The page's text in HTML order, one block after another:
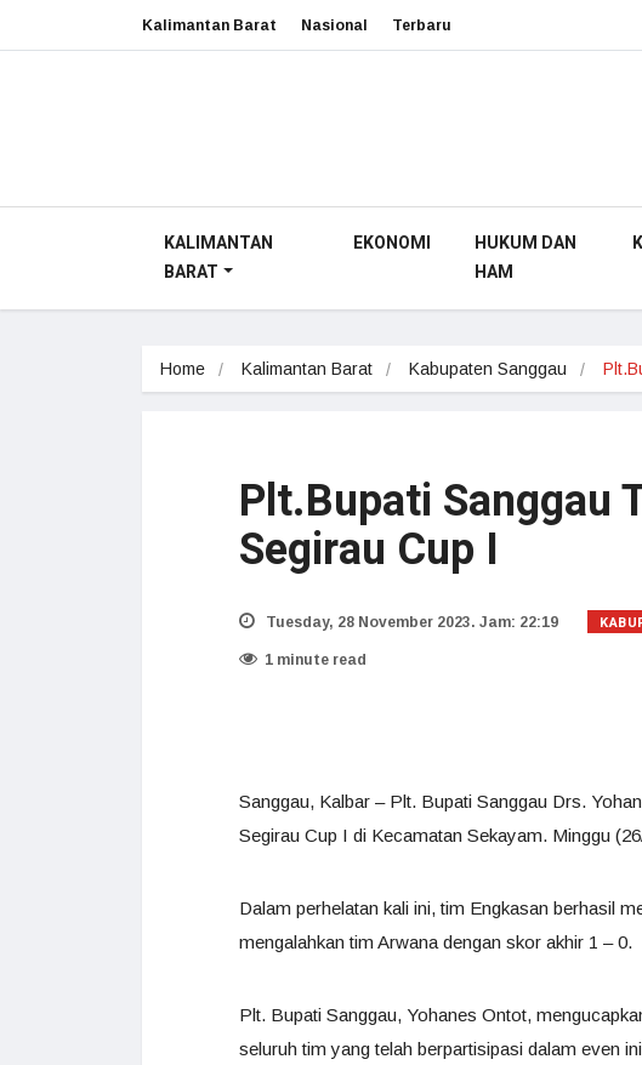
Kalimantan Barat Nasional Terbaru
KALIMANTAN
BARAT
EKONOMI
HUKUM DAN
HAM
Home Kalimantan Barat Kabupaten Sanggau
Plt.Bupati Sanggau
Segirau Cup I
Tuesday, 28 November 2023. Jam: 22:19
1 minute read
Sanggau, Kalbar – Plt. Bupati Sanggau Drs.
Segirau Cup I di Kecamatan Sekayam. Minggu
Dalam perhelatan kali ini, tim Engkasan berhasil
mengalahkan tim Arwana dengan skor akhir 1 – 0.
Plt. Bupati Sanggau, Yohanes Ontot,
seluruh tim yang telah berpartisipasi dalam even